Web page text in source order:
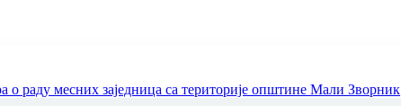
раду месних заједница са територије општине Мали Зворник